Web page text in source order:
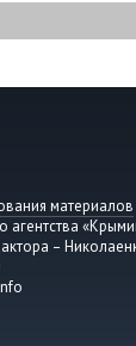
материалов
агентства
–